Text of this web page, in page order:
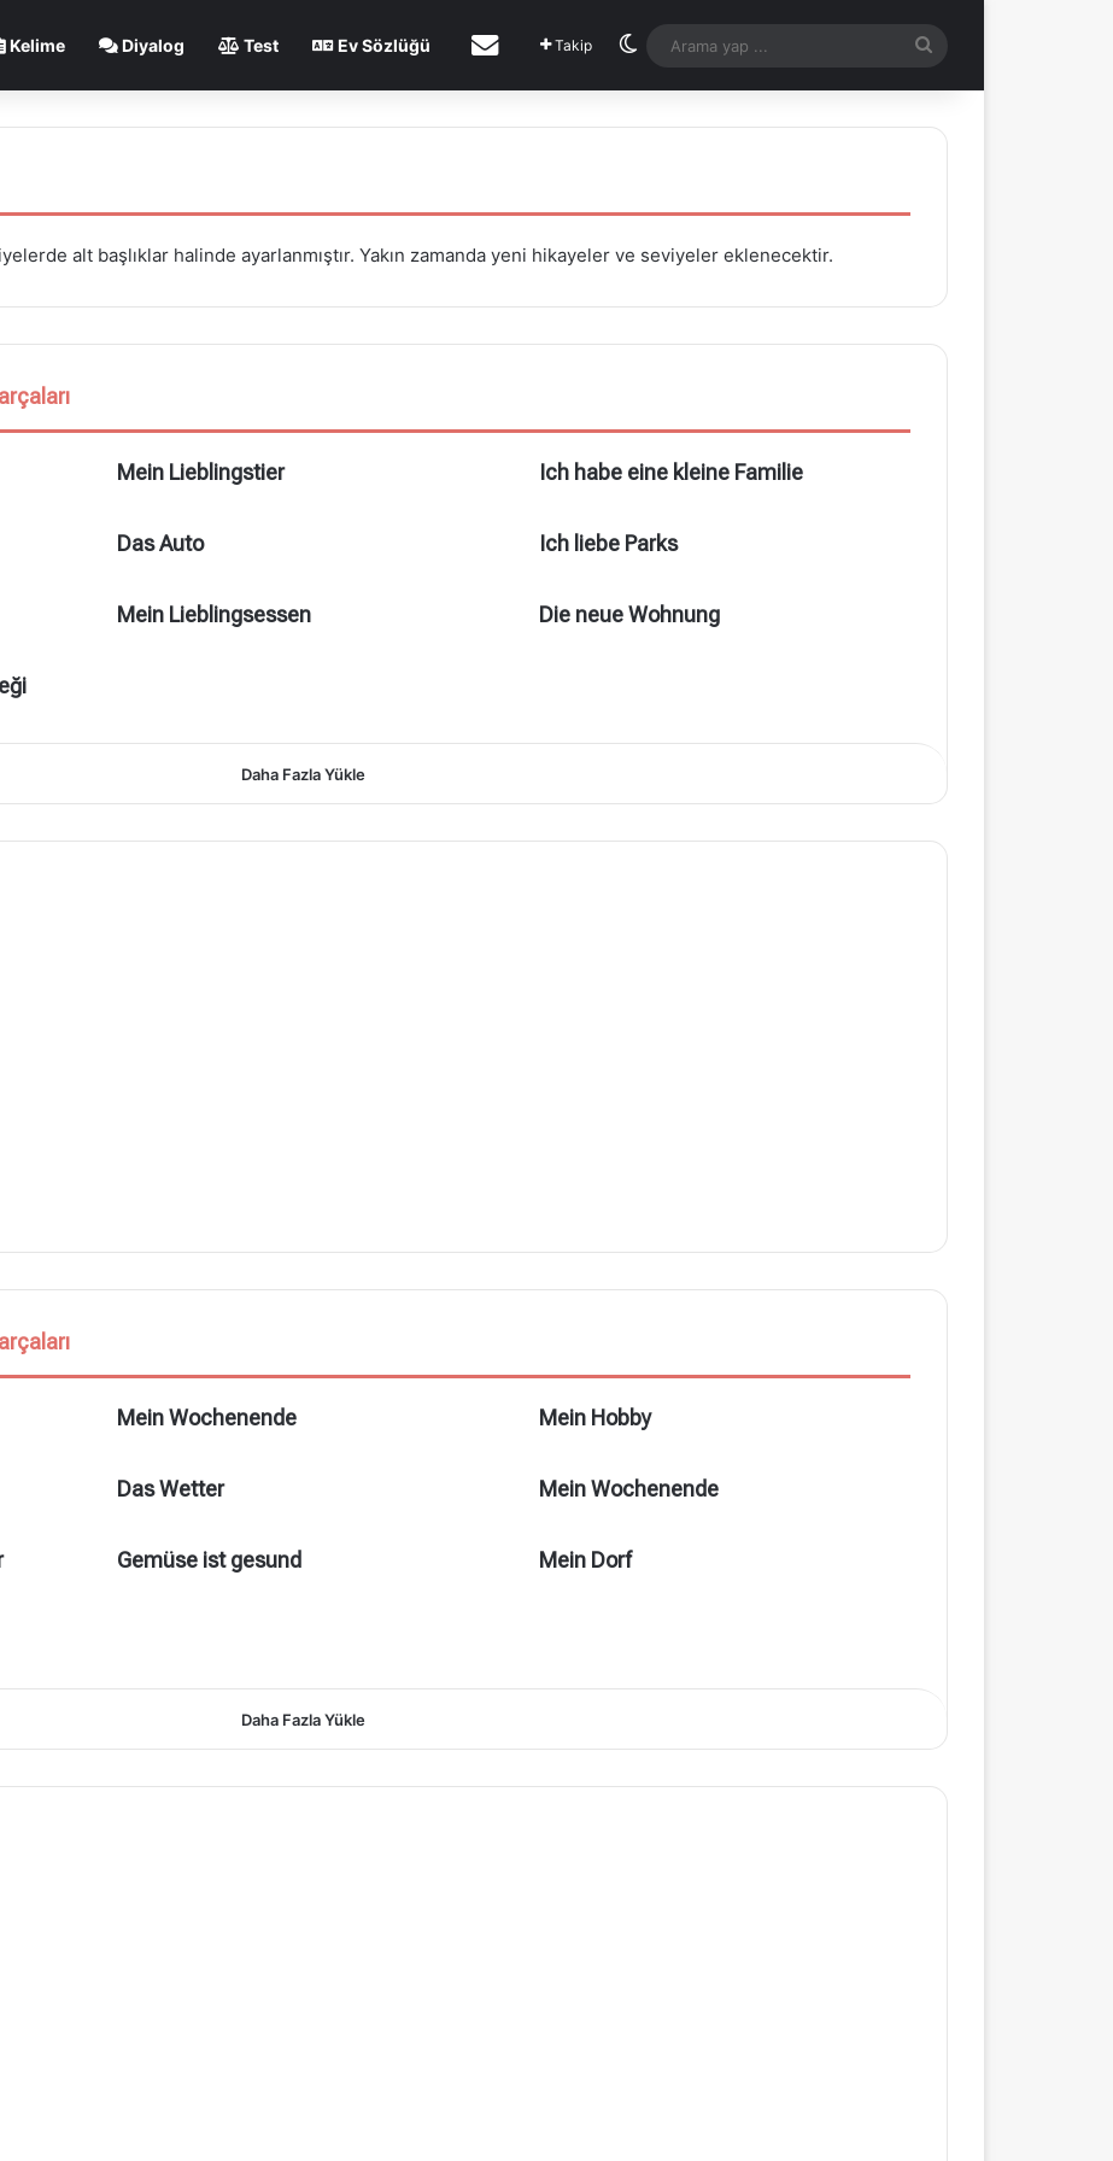
Kelime Diyalog Test Ev Sözlüğü İletişimTakip Dış görünümü değiştir
yap
...
alt başlıklar halinde ayarlanmıştır. Yakın zamanda yeni hikayeler ve seviyeler eklenecektir.
Mein Lieblingstier Ich habe eine kleine Familie
Das Auto Ich liebe Parks
Mein Lieblingsessen Die neue Wohnung
Daha Fazla Yükle
Mein Wochenende Mein Hobby
Das Wetter Mein Wochenende
Gemüse ist gesund Mein Dorf
Daha Fazla Yükle